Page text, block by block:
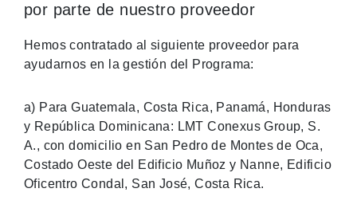
por parte de nuestro proveedor
Hemos contratado al siguiente proveedor para
ayudarnos en la gestión del Programa:
a) Para Guatemala, Costa Rica, Panamá, Honduras
y República Dominicana: LMT Conexus Group, S.
A., con domicilio en San Pedro de Montes de Oca,
Costado Oeste del Edificio Muñoz y Nanne, Edificio
Oficentro Condal, San José, Costa Rica.